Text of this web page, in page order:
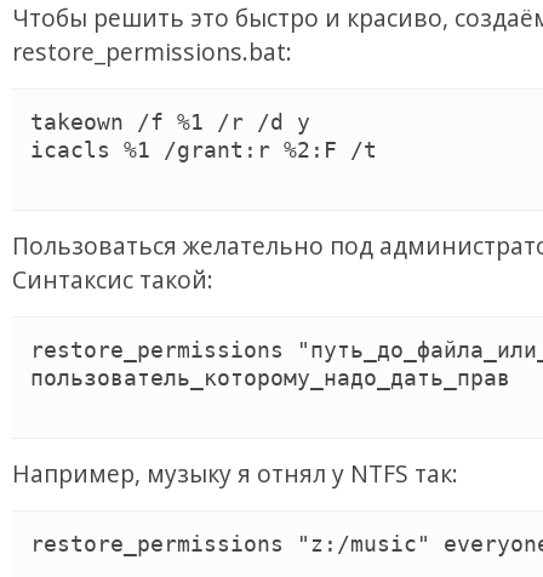
Чтобы решить это быстро и красиво,
restore_permissions.bat:
takeown /f %1 /r /d y
icacls %1 /grant:r %2:F /t
Пользоваться желательно под
Синтаксис такой:
restore_permissions
пользователь_которому_надо_дать_прав
Например, музыку я отнял у NTFS так:
restore_permissions "z:/music"